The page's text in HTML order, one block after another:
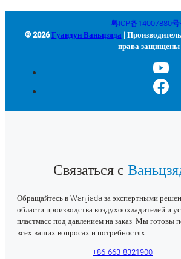
粤ICP备14007880号
© 2026Гуандун Ваньцзяда |
права защищены
Связаться с
Обращайтесь в Wanjiada за экспертными
области производства воздухоохладителей и
пластмасс под давлением на заказ. Мы готовы
всех ваших вопросах и потребностях.
+86-663-8321900